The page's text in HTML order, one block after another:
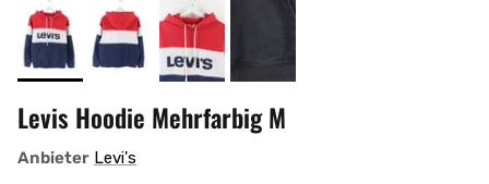
Levis Hoodie Mehrfarbig M
Anbieter Levi's